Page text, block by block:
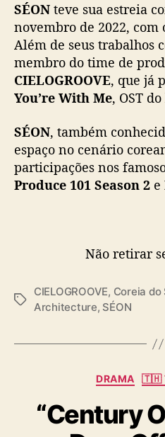
SÉON teve sua estreia
novembro de 2022,
Além de seus trabalhos
membro do time de
CIELOGROOVE, que já
You’re With Me, OST
SÉON, também
espaço no cenário
participações nos
Produce 101 Season 2 e
Não retirar
T
s
CIELOGROOVE, Coreia do
Architecture, SÉON
t
e
DRAMA 🇹🇭
“Century